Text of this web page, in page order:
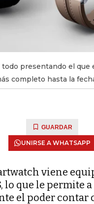
todo presentando el que
completo hasta la
GUARDAR
UNIRSE A WHATSAPP
viene
lo que le permite
el poder contar